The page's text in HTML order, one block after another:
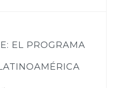
EL PROGRAMA